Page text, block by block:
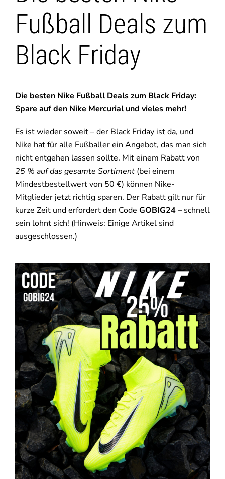
Fußball Deals zum
Black Friday
Die besten Nike Fußball Deals zum Black Friday:
Spare auf den Nike Mercurial und vieles mehr!
Es ist wieder soweit – der Black Friday ist da, und
Nike hat für alle Fußballer ein Angebot, das man sich
nicht entgehen lassen sollte. Mit einem Rabatt von
25 % auf das gesamte Sortiment(bei einem
Mindestbestellwert von 50 €) können Nike-
Mitglieder jetzt richtig sparen. Der Rabatt gilt nur für
kurze Zeit und erfordert den Code GOBIG24– schnell
sein lohnt sich! (Hinweis: Einige Artikel sind
ausgeschlossen.)